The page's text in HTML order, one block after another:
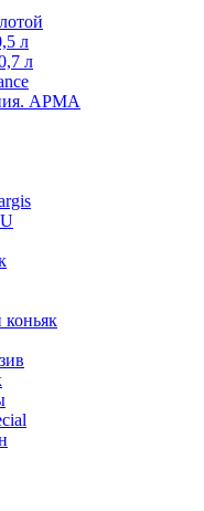
л
л
АРМА
коньяк